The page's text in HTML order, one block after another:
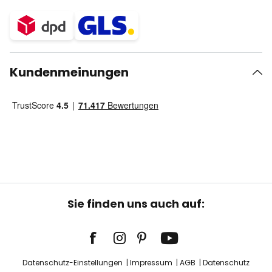
Kundenmeinungen
Sie finden uns auch auf:
Datenschutz-Einstellungen Impressum AGB Datenschutz